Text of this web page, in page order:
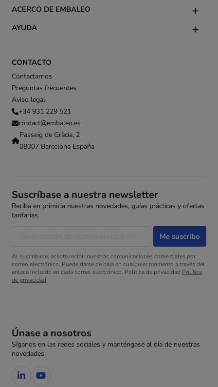
CONTACTO
Contactarnos
Preguntas frecuentes
Aviso legal
+34 931 229 521
contact@embaleo.es
Passeig de Gràcia, 2
08007 Barcelona España
ACERCO DE EMBALEO
AYUDA
Únase a nosotros
Síganos en las redes sociales y manténgase al día de nuestras
novedades
Suscríbase a nuestra newsletter
Reciba en primicia nuestras novedades, guías prácticas y ofertas
tarifarias.
Al suscribirse, acepta recibir nuestras comunicaciones comerciales por
correo electrónico. Puede darse de baja en cualquier momento a través del
enlace incluido en cada correo electrónico. Política de privacidad Política
de privacidad